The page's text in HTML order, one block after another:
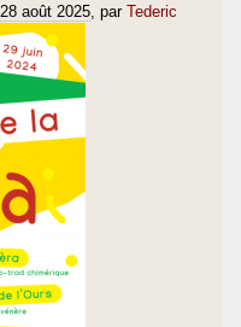
28 août 2025 , par Tederic